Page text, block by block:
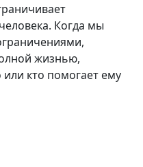
АДРА на
Востоке
Роман
региональный
АДРА на
Когда мы
жизнью,
или кто помогает ему